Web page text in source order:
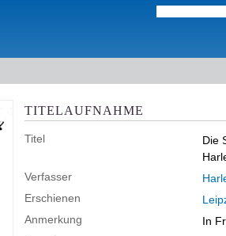
TITELAUFNAHME
Titel Die
Verfasser
Erschienen
Anmerkung
In